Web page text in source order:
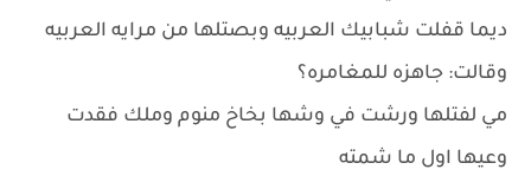
ديما قفلت شبابيك العربيه وبصتلها من مرايه العربيه
وقالت: جاهزه للمغامره؟
مي لفتلها ورشت في وشها بخاخ منوم وملك فقدت
وعيها اول ما شمته